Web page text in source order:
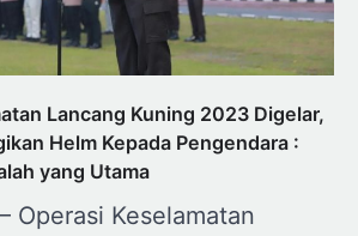
Lancang Kuning 2023 Digelar,
Helm Kepada Pengendara :
yang Utama
Operasi Keselamatan